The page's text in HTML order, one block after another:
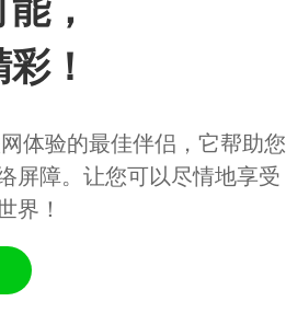
！
体验的最佳伴侣，它帮助您
屏障。让您可以尽情地享受
界！